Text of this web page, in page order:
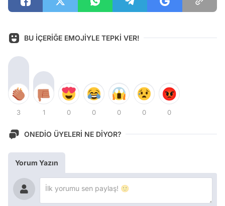
BU İÇERİĞE EMOJİYLE TEPKİ VER!
3 1 0 0 0 0 0
ONEDİO ÜYELERİ NE DİYOR?
Yorum Yazın